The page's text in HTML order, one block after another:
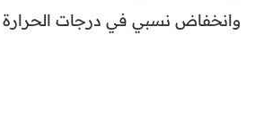
وانخفاض نسبي في درجات الحرارة